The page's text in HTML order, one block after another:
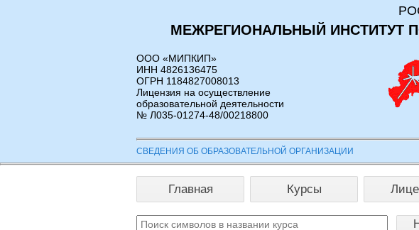
МЕЖРЕГИОНАЛЬНЫЙ ИНСТИТУТ
ООО «МИПКИП»
ИНН 4826136475
ОГРН 1184827008013
Лицензия на осуществление
образовательной деятельности
№ Л035-01274-48/00218800
СВЕДЕНИЯ ОБ ОБРАЗОВАТЕЛЬНОЙ ОРГАНИЗАЦИИ
Главная Курсы